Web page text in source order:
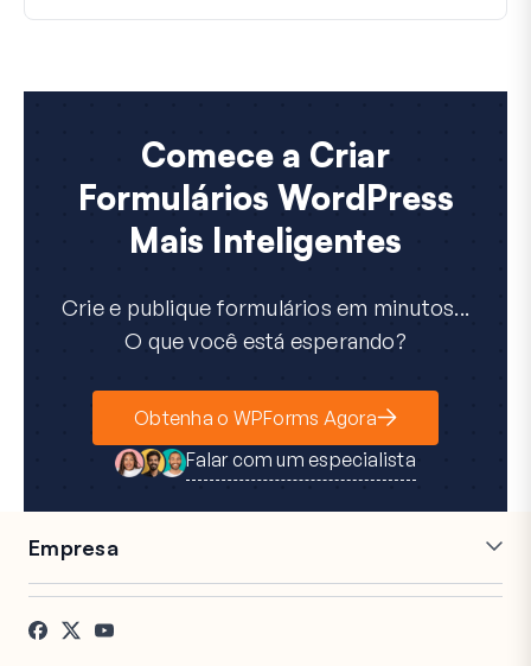
Comece a Criar
Formulários WordPress
Mais Inteligentes
Crie e publique formulários em minutos...
O que você está esperando?
Obtenha o WPForms Agora
Falar com um especialista
Empresa
Carreiras
Depoimentos
Afiliados